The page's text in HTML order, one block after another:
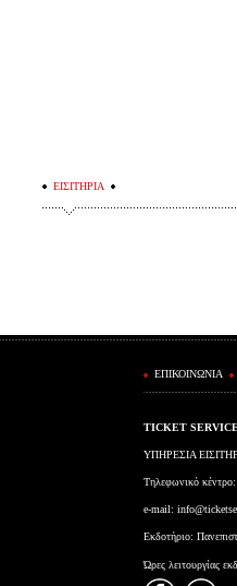
ΕΙΣΙΤΗΡΙΑ
ΕΠΙΚΟΙΝΩΝΙΑ
TICKET
ΥΠΗΡΕΣΙΑ
Τηλεφωνικό κέντρο:
e-mail:
Εκδοτήριο:
Ώρες λειτουργίας